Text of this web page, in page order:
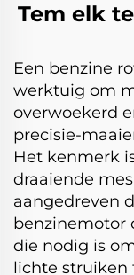
Tem elk
Een benzine
werktuig om
overwoekerd
precisie-
Het kenmerk
draaiende
aangedreven
benzinemotor
die nodig is
lichte struiken